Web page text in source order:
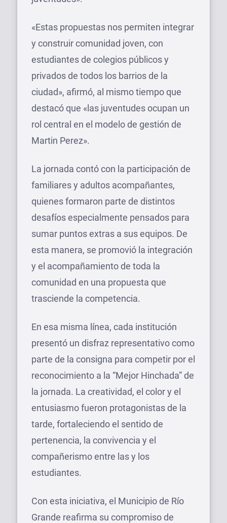
«Estas propuestas nos permiten integrar
y construir comunidad joven, con
estudiantes de colegios públicos y
privados de todos los barrios de la
ciudad», afirmó, al mismo tiempo que
destacó que «las juventudes ocupan un
rol central en el modelo de gestión de
Martin Perez».
La jornada contó con la participación de
familiares y adultos acompañantes,
quienes formaron parte de distintos
desafíos especialmente pensados para
sumar puntos extras a sus equipos. De
esta manera, se promovió la integración
y el acompañamiento de toda la
comunidad en una propuesta que
trasciende la competencia.
En esa misma línea, cada institución
presentó un disfraz representativo como
parte de la consigna para competir por el
reconocimiento a la “Mejor Hinchada” de
la jornada. La creatividad, el color y el
entusiasmo fueron protagonistas de la
tarde, fortaleciendo el sentido de
pertenencia, la convivencia y el
compañerismo entre las y los
estudiantes.
Con esta iniciativa, el Municipio de Río
Grande reafirma su compromiso de